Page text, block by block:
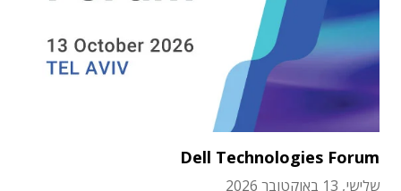
Dell Technologies Forum
שלישי, 13 באוקטובר 2026